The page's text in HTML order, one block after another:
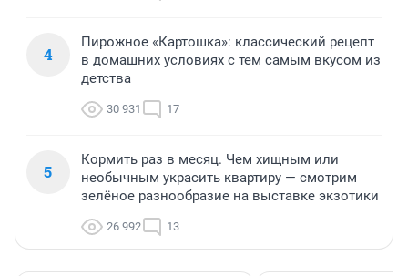
4
Пирожное «Картошка»: классический рецепт
в домашних условиях с тем самым вкусом из
детства
30 931 17
5
Кормить раз в месяц. Чем хищным или
необычным украсить квартиру — смотрим
зелёное разнообразие на выставке экзотики
26 992 13